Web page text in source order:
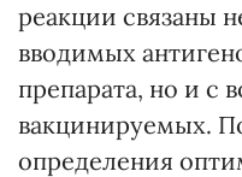
реакции связаны
вводимых
препарата, но и с
вакцинируемых.
определения